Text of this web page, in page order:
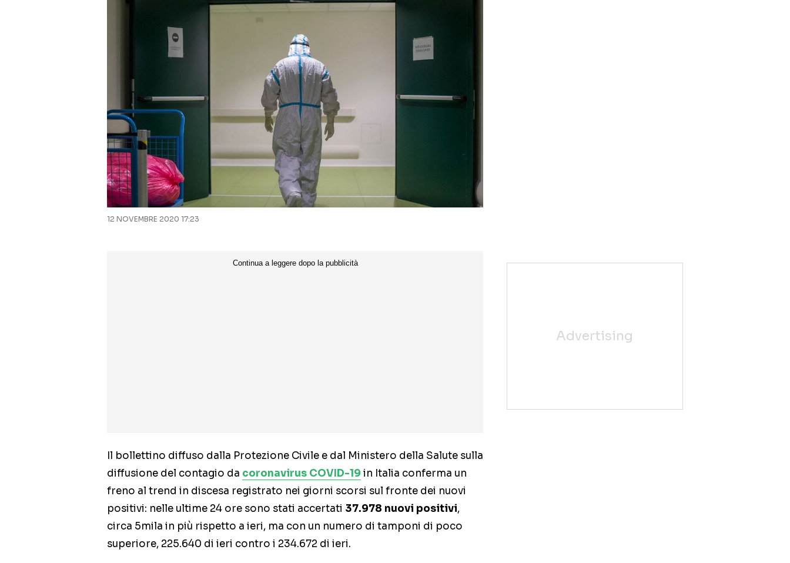
12 NOVEMBRE 2020 17:23
Il bollettino diffuso dalla Protezione Civile e dal Ministero della Salute sulla
diffusione del contagio da coronavirus COVID-19 in Italia conferma un
freno al trend in discesa registrato nei giorni scorsi sul fronte dei nuovi
positivi: nelle ultime 24 ore sono stati accertati 37.978 nuovi positivi,
circa 5mila in più rispetto a ieri, ma con un numero di tamponi di poco
superiore, 225.640 di ieri contro i 234.672 di ieri.